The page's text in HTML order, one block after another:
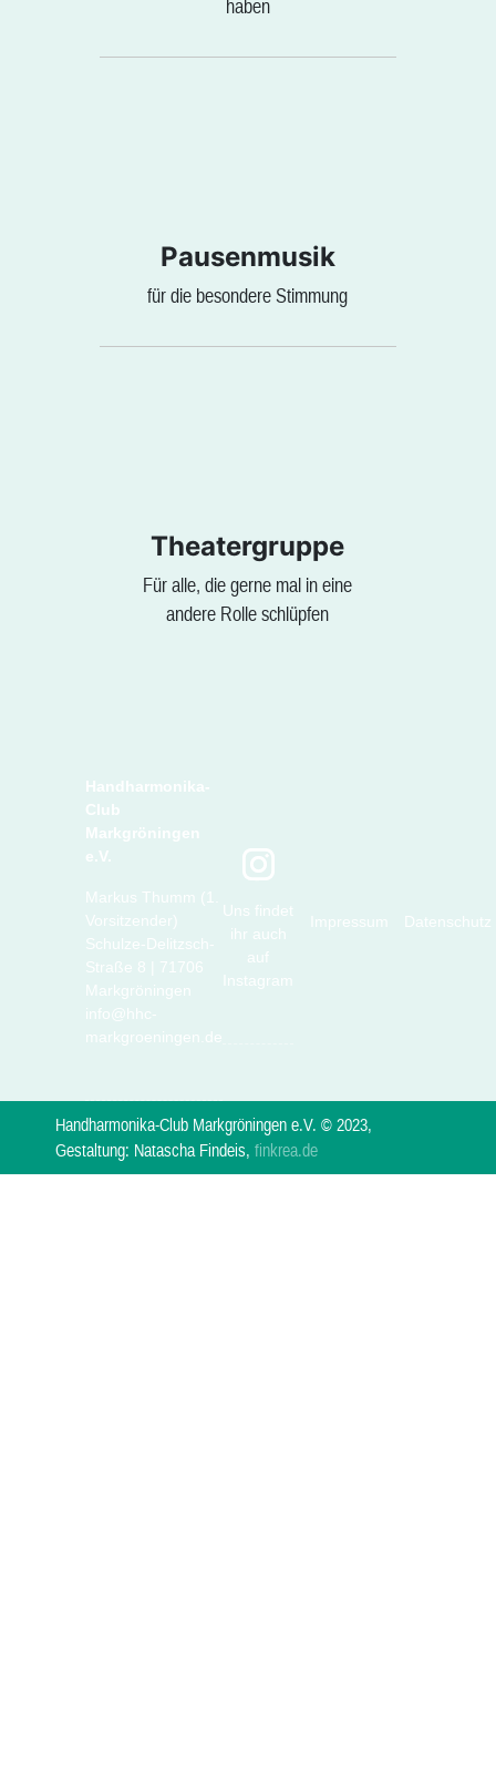
haben
Pausenmusik
für die besondere Stimmung
Theatergruppe
Für alle, die gerne mal in eine
andere Rolle schlüpfen
Handharmonika-
Club
Markgröningen
e.V.
Markus Thumm (1.
Vorsitzender)
Schulze-Delitzsch-
Straße 8 | 71706
Markgröningen
info@hhc-
markgroeningen.de
Uns findet
ihr auch
auf
Instagram
Impressum Datenschutz
Handharmonika-Club Markgröningen e.V. © 2023,
Gestaltung: Natascha Findeis, finkrea.de